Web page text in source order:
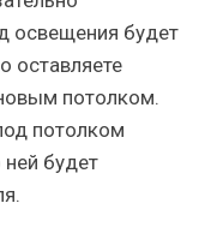
освещения будет
оставляете
потолком.
потолком
будет